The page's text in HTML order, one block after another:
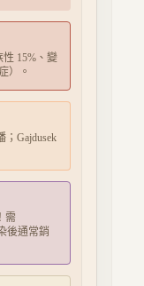
15%、變
）。
；Gajdusek
需
後通常銷